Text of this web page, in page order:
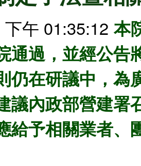
午 01:35:12 本
通過，並經公告
仍在研議中，為
議內政部營建署
給予相關業者、